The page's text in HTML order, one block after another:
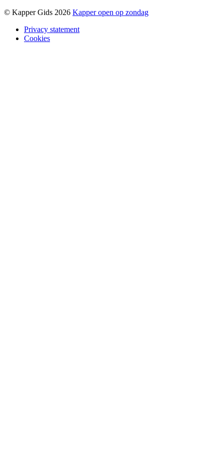
© Kapper Gids 2026 Kapper open op zondag
Privacy statement
Cookies